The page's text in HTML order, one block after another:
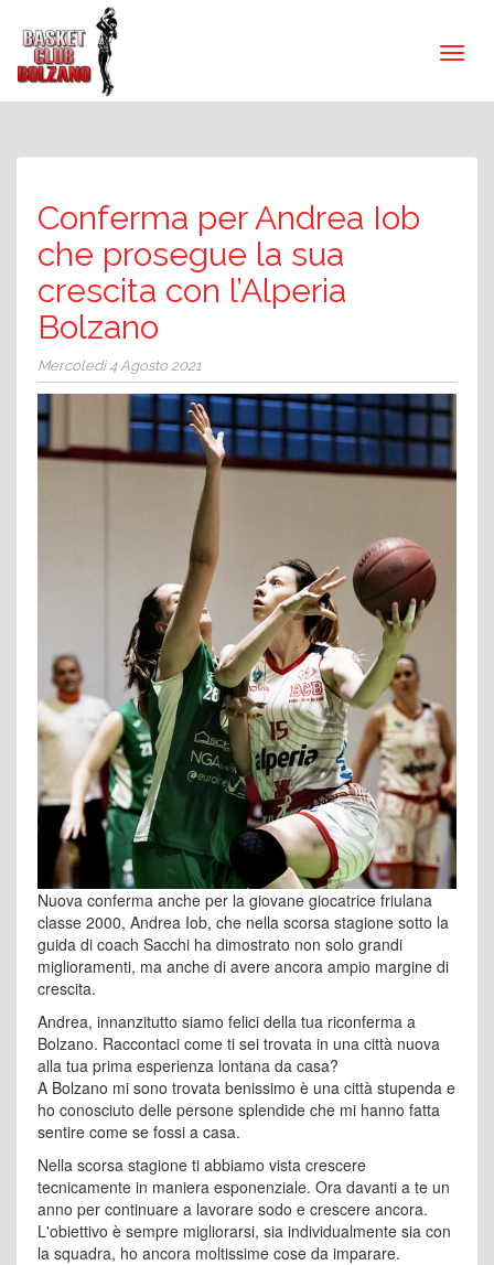
Conferma per Andrea Iob
che prosegue la sua
crescita con l’Alperia
Bolzano
Mercoledì 4 Agosto 2021
Nuova conferma anche per la giovane giocatrice friulana
classe 2000, Andrea Iob, che nella scorsa stagione sotto la
guida di coach Sacchi ha dimostrato non solo grandi
miglioramenti, ma anche di avere ancora ampio margine di
crescita.
Andrea, innanzitutto siamo felici della tua riconferma a
Bolzano. Raccontaci come ti sei trovata in una città nuova
alla tua prima esperienza lontana da casa?
A Bolzano mi sono trovata benissimo è una città stupenda e
ho conosciuto delle persone splendide che mi hanno fatta
sentire come se fossi a casa.
Nella scorsa stagione ti abbiamo vista crescere
tecnicamente in maniera esponenziale. Ora davanti a te un
anno per continuare a lavorare sodo e crescere ancora.
L'obiettivo è sempre migliorarsi, sia individualmente sia con
la squadra, ho ancora moltissime cose da imparare.